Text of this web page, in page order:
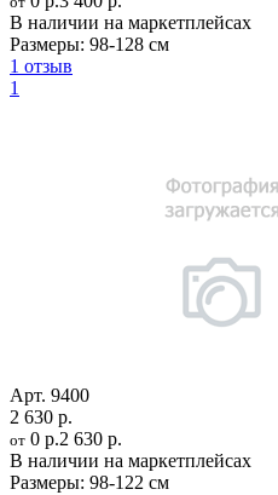
В наличии на маркетплейсах
Размеры: 98-128 см
1 отзыв
1
Арт. 9400
2 630 р.
от 0 р.2 630 р.
В наличии на маркетплейсах
Размеры: 98-122 см